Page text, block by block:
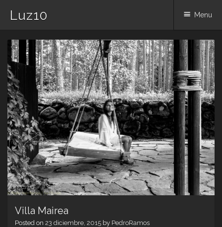
Luz10 Menu
Skip
to
content
Villa Mairea
Posted on 23 diciembre, 2015 by PedroRamos